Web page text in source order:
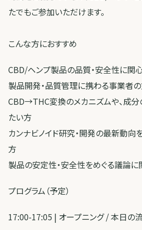
たでもご参加いただけます。
こんな方におすすめ
CBD/ヘンプ製品の品質・安全性に関
製品開発・品質管理に携わる事業者
CBD→THC変換のメカニズムや、成
たい方
カンナビノイド研究・開発の最新動向
方
製品の安定性・安全性をめぐる議論
プログラム（予定）
17:00-17:05 | オープニング / 本日の